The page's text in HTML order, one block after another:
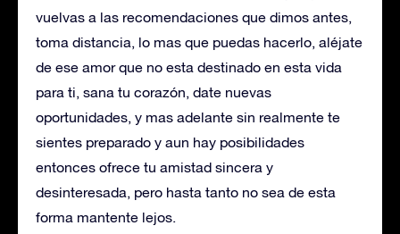
vuelvas a las recomendaciones que dimos antes,
toma distancia, lo mas que puedas hacerlo, aléjate
de ese amor que no esta destinado en esta vida
para ti, sana tu corazón, date nuevas
oportunidades, y mas adelante sin realmente te
sientes preparado y aun hay posibilidades
entonces ofrece tu amistad sincera y
desinteresada, pero hasta tanto no sea de esta
forma mantente lejos.